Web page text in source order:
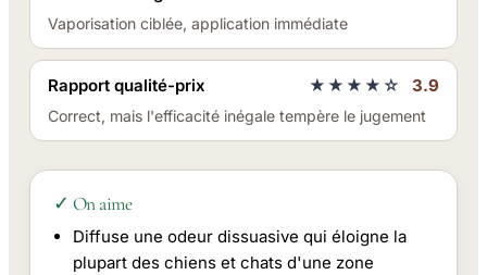
Vaporisation ciblée, application immédiate
Rapport qualité-prix ★★★★☆ 3.9
Correct, mais l'efficacité inégale tempère le jugement
✓ On aime
Diffuse une odeur dissuasive qui éloigne la
plupart des chiens et chats d'une zone